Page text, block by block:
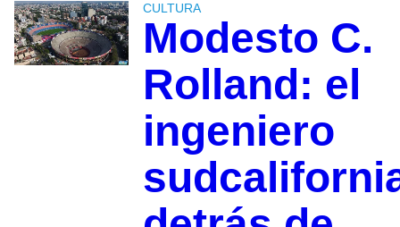
CULTURA
Modesto C.
Rolland: el
ingeniero